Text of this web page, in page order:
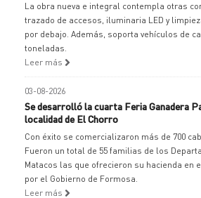
La obra nueva e integral contempla otras
trazado de accesos, iluminaria LED y
por debajo. Además, soporta vehículos de
toneladas.
Leer más
03-08-2026
Se desarrolló la cuarta Feria Ganadera
localidad de El Chorro
Con éxito se comercializaron más de 700
Fueron un total de 55 familias de los
Matacos las que ofrecieron su hacienda en
por el Gobierno de Formosa.
Leer más